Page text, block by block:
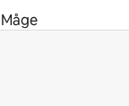
Måge